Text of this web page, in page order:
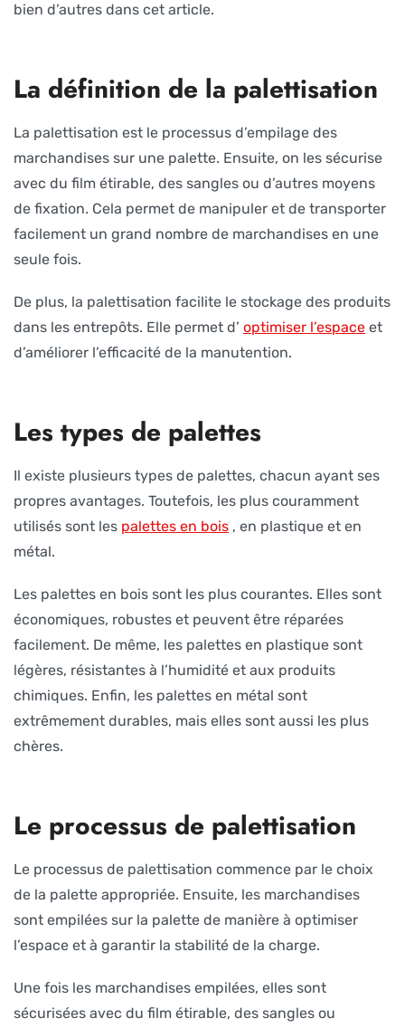
bien d’autres dans cet article.
La définition de la palettisation
La palettisation est le processus d’empilage des
marchandises sur une palette. Ensuite, on les sécurise
avec du film étirable, des sangles ou d’autres moyens
de fixation. Cela permet de manipuler et de transporter
facilement un grand nombre de marchandises en une
seule fois.
De plus, la palettisation facilite le stockage des produits
dans les entrepôts. Elle permet d’ optimiser l’espace et
d’améliorer l’efficacité de la manutention.
Les types de palettes
Il existe plusieurs types de palettes, chacun ayant ses
propres avantages. Toutefois, les plus couramment
utilisés sont les palettes en bois , en plastique et en
métal.
Les palettes en bois sont les plus courantes. Elles sont
économiques, robustes et peuvent être réparées
facilement. De même, les palettes en plastique sont
légères, résistantes à l’humidité et aux produits
chimiques. Enfin, les palettes en métal sont
extrêmement durables, mais elles sont aussi les plus
chères.
Le processus de palettisation
Le processus de palettisation commence par le choix
de la palette appropriée. Ensuite, les marchandises
sont empilées sur la palette de manière à optimiser
l’espace et à garantir la stabilité de la charge.
Une fois les marchandises empilées, elles sont
sécurisées avec du film étirable, des sangles ou